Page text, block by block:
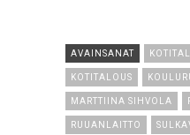
AVAINSANAT
KOTITALOUS
MARTTIINA SIHVOLA
RUUANLAITTO